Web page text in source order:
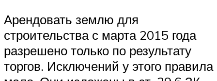
Арендовать землю для
строительства с марта 2015 года
разрешено только по результату
торгов. Исключений у этого правила